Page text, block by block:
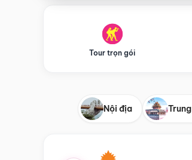
Tour trọn gói
Nội địa